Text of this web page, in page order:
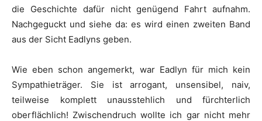
die Geschichte dafür nicht genügend Fahrt aufnahm.
Nachgeguckt und siehe da: es wird einen zweiten Band
aus der Sicht Eadlyns geben.
Wie eben schon angemerkt, war Eadlyn für mich kein
Sympathieträger. Sie ist arrogant, unsensibel, naiv,
teilweise komplett unausstehlich und fürchterlich
oberflächlich! Zwischendruch wollte ich gar nicht mehr